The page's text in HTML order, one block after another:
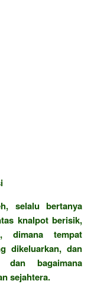
selalu bertanya
knalpot berisik,
dimana tempat
dikeluarkan, dan
bagaimana
sejahtera.